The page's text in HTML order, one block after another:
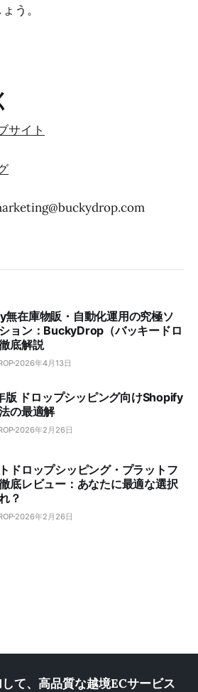
う。
サイト
在庫物販・自動化運用の究極ソ
ョン：BuckyDrop（バッキードロ
底解説
2026年4月13日
ドロップシッピング向けShopify
の最適解
2026年2月26日
ドロップシッピング・プラットフ
底レビュー：あなたに最適な選択
？
2026年2月26日
て、高品質な越境ECサービス